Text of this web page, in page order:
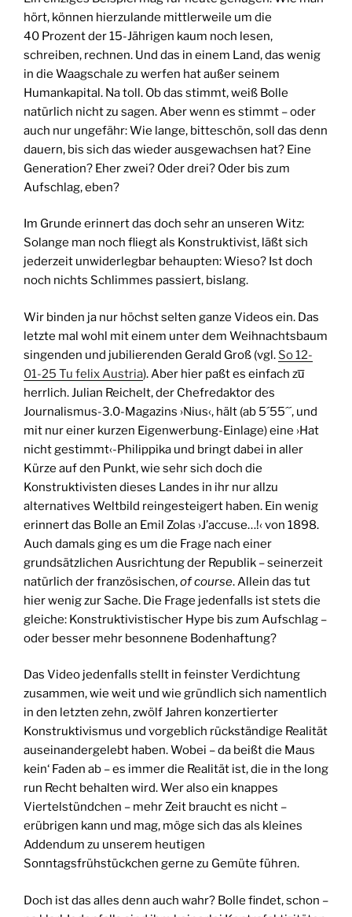
hört, können hierzulande mittlerweile um die
40 Prozent der 15-Jährigen kaum noch lesen,
schreiben, rechnen. Und das in einem Land, das wenig
in die Waagschale zu werfen hat außer seinem
Humankapital. Na toll. Ob das stimmt, weiß Bolle
natürlich nicht zu sagen. Aber wenn es stimmt – oder
auch nur ungefähr: Wie lange, bitteschön, soll das denn
dauern, bis sich das wieder ausgewachsen hat? Eine
Generation? Eher zwei? Oder drei? Oder bis zum
Aufschlag, eben?
Im Grunde erinnert das doch sehr an unseren Witz:
Solange man noch fliegt als Konstruktivist, läßt sich
jederzeit unwiderlegbar behaupten: Wieso? Ist doch
noch nichts Schlimmes passiert, bislang.
Wir binden ja nur höchst selten ganze Videos ein. Das
letzte mal wohl mit einem unter dem Weihnachtsbaum
singenden und jubilierenden Gerald Groß (vgl. So 12-
01-25 Tu felix Austria). Aber hier paßt es einfach zu̅
herrlich. Julian Reichelt, der Chefredaktor des
Journalismus-3.0-Magazins ›Nius‹, hält (ab 5´55´´, und
mit nur einer kurzen Eigenwerbung-Einlage) eine ›Hat
nicht gestimmt‹-Philippika und bringt dabei in aller
Kürze auf den Punkt, wie sehr sich doch die
Konstruktivisten dieses Landes in ihr nur allzu
alternatives Weltbild reingesteigert haben. Ein wenig
erinnert das Bolle an Emil Zolas ›J’accuse…!‹ von 1898.
Auch damals ging es um die Frage nach einer
grundsätzlichen Ausrichtung der Republik – seinerzeit
natürlich der französischen,of course. Allein das tut
hier wenig zur Sache. Die Frage jedenfalls ist stets die
gleiche: Konstruktivistischer Hype bis zum Aufschlag –
oder besser mehr besonnene Bodenhaftung?
Das Video jedenfalls stellt in feinster Verdichtung
zusammen, wie weit und wie gründlich sich namentlich
in den letzten zehn, zwölf Jahren konzertierter
Konstruktivismus und vorgeblich rückständige Realität
auseinandergelebt haben. Wobei – da beißt die Maus
kein‘ Faden ab – es immer die Realität ist, die in the long
run Recht behalten wird. Wer also ein knappes
Viertelstündchen – mehr Zeit braucht es nicht –
erübrigen kann und mag, möge sich das als kleines
Addendum zu unserem heutigen
Sonntagsfrühstückchen gerne zu Gemüte führen.
Doch ist das alles denn auch wahr? Bolle findet, schon –